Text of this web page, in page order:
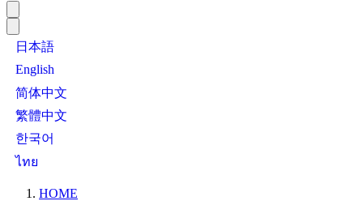
日本語
English
简体中文
繁體中文
한국어
ไทย
HOME